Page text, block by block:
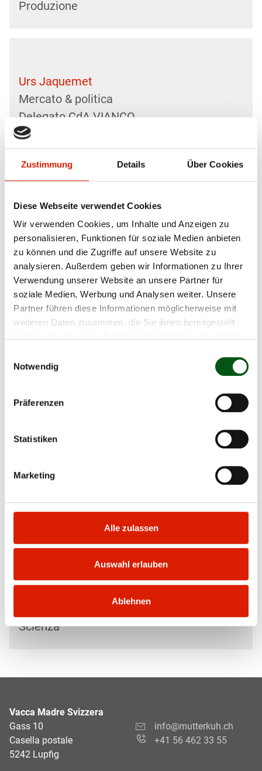
Zustimmung Details Über Cookies
Diese Webseite verwendet Cookies
Wir verwenden Cookies, um Inhalte und Anzeigen zu
personalisieren, Funktionen für soziale Medien anbieten
zu können und die Zugriffe auf unsere Website zu
analysieren. Außerdem geben wir Informationen zu Ihrer
Verwendung unserer Website an unsere Partner für
soziale Medien, Werbung und Analysen weiter. Unsere
Partner führen diese Informationen möglicherweise mit
weiteren Daten zusammen, die Sie ihnen bereitgestellt
Notwendig
Präferenzen
Statistiken
Marketing
Alle zulassen
Auswahl erlauben
Ablehnen
Produzione
Urs Jaquemet
Mercato & politica
Delegato CdA VIANCO
Produzione & politica
Gian Peter Niggli
Produzione
Scienza
Mercato & politica
Delegato CdA VIEGUT
Dr. Michael Weber
Scienza
Vacca Madre Svizzera
Gass 10
Casella postale
5242 Lupfig
info@mutterkuh.ch
+41 56 462 33 55